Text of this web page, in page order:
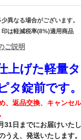
異なる場合がございます。
は軽減税率(8%)適用商品
ご説明
上げた軽量タ
タ錠前です。
、返品交換、キャンセ
31日までにお届けいたし
うえ、発送いたします。